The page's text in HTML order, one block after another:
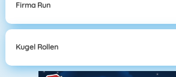
Firma Run
Kugel Rollen